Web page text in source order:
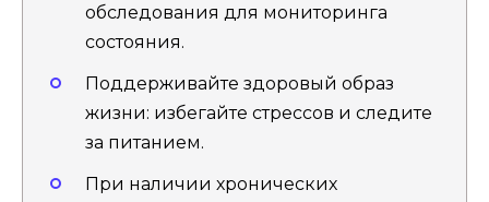
обследования для мониторинга
состояния.
Поддерживайте здоровый образ
жизни: избегайте стрессов и следите
за питанием.
При наличии хронических